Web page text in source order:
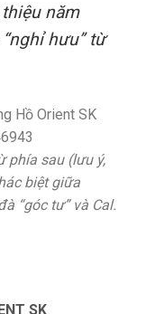
năm
hưu” từ
phía sau (lưu ý,
biệt giữa
“góc tư” và Cal.
SK